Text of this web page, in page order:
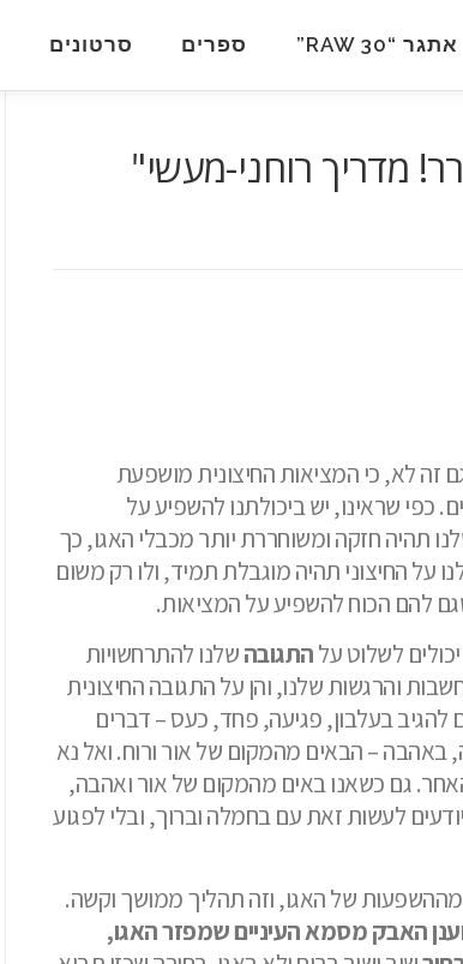
אתגר “RAW 30” ספרים סרטונים
מדריך רוחני-מעשי"
זה לא, כי המציאות החיצונית מושפעת
כפי שראינו, יש ביכולתנו להשפיע על
תהיה חזקה ומשוחררת יותר מכבלי האגו, כך
על החיצוני תהיה מוגבלת תמיד, ולו רק משום
להם הכוח להשפיע על המציאות.
לשלוט עלהתגובהשלנו להתרחשויות
והרגשות שלנו, והן על התגובה החיצונית
להגיב בעלבון, פגיעה, פחד, כעס – דברים
באהבה – הבאים מהמקום של אור ורוח. ואל נא
גם כשאנו באים מהמקום של אור ואהבה,
לעשות זאת עם בחמלה וברוך, ובלי לפגוע
מההשפעות של האגו, וזה תהליך ממושך וקשה.
האבק מסמא העיניים שמפזר האגו,